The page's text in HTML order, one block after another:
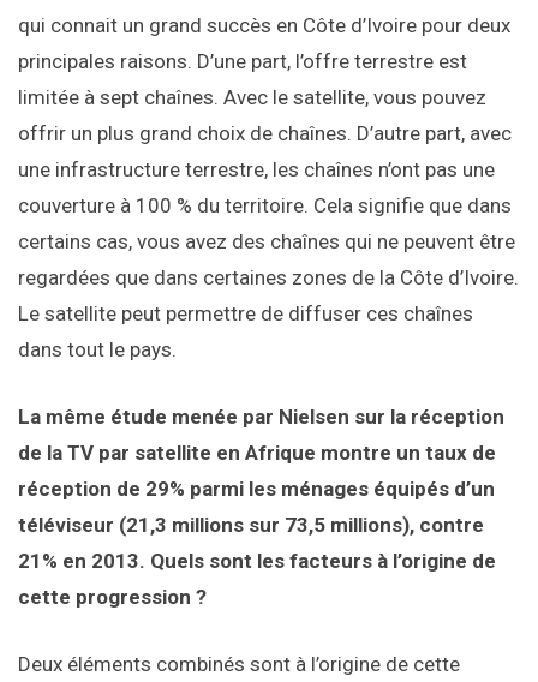
qui connait un grand succès en Côte d’Ivoire pour deux
principales raisons. D’une part, l’offre terrestre est
limitée à sept chaînes. Avec le satellite, vous pouvez
offrir un plus grand choix de chaînes. D’autre part, avec
une infrastructure terrestre, les chaînes n’ont pas une
couverture à 100 % du territoire. Cela signifie que dans
certains cas, vous avez des chaînes qui ne peuvent être
regardées que dans certaines zones de la Côte d’Ivoire.
Le satellite peut permettre de diffuser ces chaînes
dans tout le pays.
La même étude menée par Nielsen sur la réception
de la TV par satellite en Afrique montre un taux de
réception de 29% parmi les ménages équipés d’un
téléviseur (21,3 millions sur 73,5 millions), contre
21% en 2013. Quels sont les facteurs à l’origine de
cette progression ?
Deux éléments combinés sont à l’origine de cette